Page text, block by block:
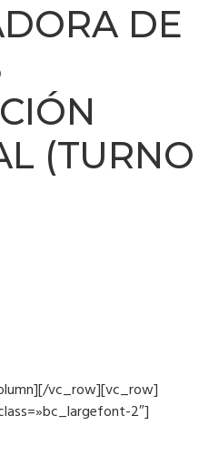
DE
(TURNO
vc_row][vc_row]
2″]